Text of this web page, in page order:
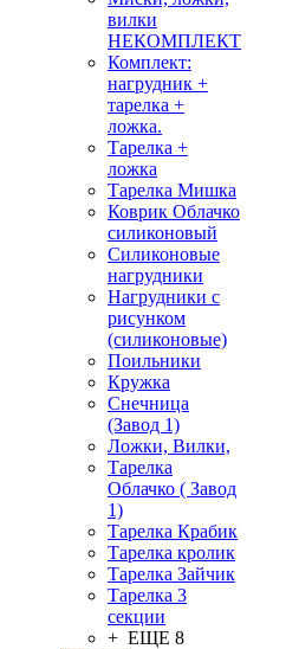
вилки
НЕКОМПЛЕКТ
Комплект:
нагрудник +
тарелка +
ложка.
Тарелка +
ложка
Тарелка Мишка
Коврик Облачко
силиконовый
Силиконовые
нагрудники
Нагрудники с
рисунком
(силиконовые)
Поильники
Кружка
Снечница
(Завод 1)
Ложки, Вилки,
Тарелка
Облачко ( Завод
1)
Тарелка Крабик
Тарелка кролик
Тарелка Зайчик
Тарелка 3
секции
+ ЕЩЕ 8